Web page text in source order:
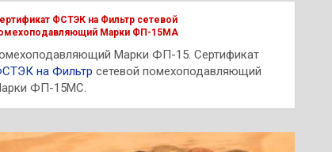
ФСТЭК на Фильтр сетевой
Марки ФП-15МА
Марки ФП-15. Сертификат
на Фильтр сетевой помехоподавляющий
ФП-15МС.